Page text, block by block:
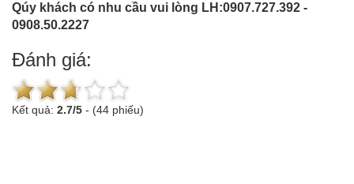
Qúy khách có nhu cầu vui lòng LH:0907.727.392 -
0908.50.2227
Đánh giá:
Kết quả: 2.7/5 - (44 phiếu)